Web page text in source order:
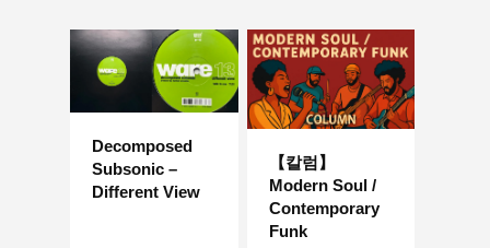
Decomposed
Subsonic –
Different View
【칼럼】
Modern Soul /
Contemporary
Funk